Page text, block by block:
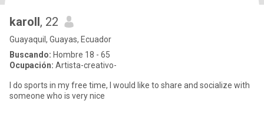
karoll, 22
Guayaquil, Guayas, Ecuador
Buscando: Hombre 18 - 65
Ocupación: Artista-creativo-
I do sports in my free time, I would like to share and socialize with
someone who is very nice